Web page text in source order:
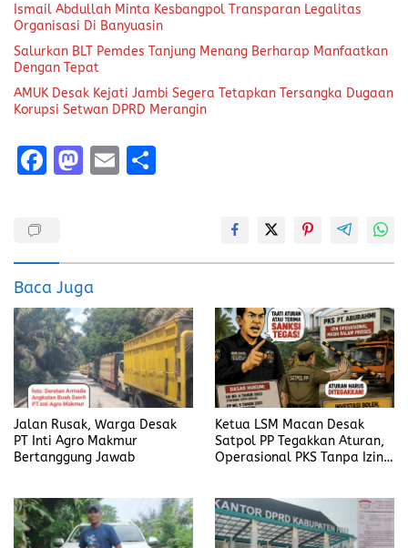
Ismail Abdullah Minta Kesbangpol Transparan Legalitas
Organisasi Di Banyuasin
Salurkan BLT Pemdes Tanjung Menang Berharap Manfaatkan
Dengan Tepat
AMUK Desak Kejati Jambi Segera Tetapkan Tersangka Dugaan
Korupsi Setwan DPRD Merangin
F
o
o
k
M
d
o
n
E
Baca Juga
Jalan Rusak, Warga Desak
PT Inti Agro Makmur
Bertanggung Jawab
Ketua LSM Macan Desak
Satpol PP Tegakkan Aturan,
Operasional PKS Tanpa Izin